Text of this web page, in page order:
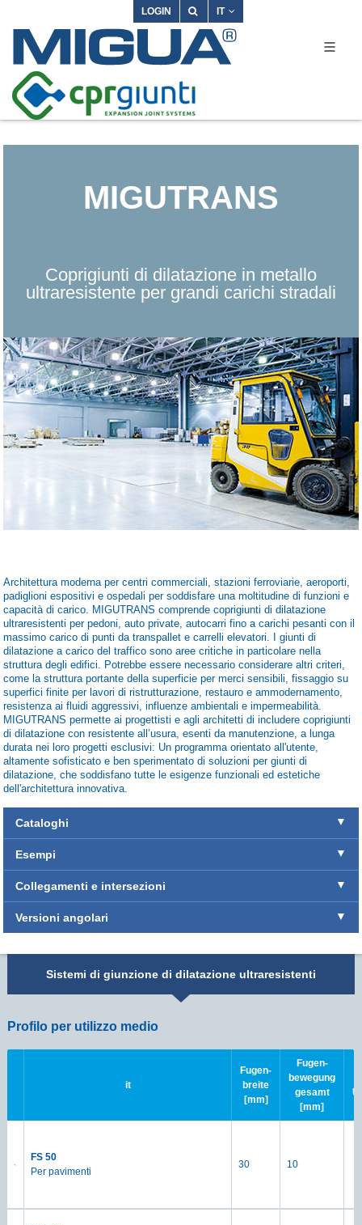
LOGIN IT
MIGUTRANS
Coprigiunti di dilatazione in metallo
ultraresistente per grandi carichi stradali
Architettura moderna per centri commerciali, stazioni ferroviarie, aeroporti,
padiglioni espositivi e ospedali per soddisfare una moltitudine di funzioni e
capacità di carico. MIGUTRANS comprende coprigiunti di dilatazione
ultraresistenti per pedoni, auto private, autocarri fino a carichi pesanti con il
massimo carico di punti da transpallet e carrelli elevatori. I giunti di
dilatazione a carico del traffico sono aree critiche in particolare nella
struttura degli edifici. Potrebbe essere necessario considerare altri criteri,
come la struttura portante della superficie per merci sensibili, fissaggio su
superfici finite per lavori di ristrutturazione, restauro e ammodernamento,
resistenza ai fluidi aggressivi, influenze ambientali e impermeabilità.
MIGUTRANS permette ai progettisti e agli architetti di includere coprigiunti
di dilatazione con resistente all’usura, esenti da manutenzione, a lunga
durata nei loro progetti esclusivi: Un programma orientato all'utente,
altamente sofisticato e ben sperimentato di soluzioni per giunti di
dilatazione, che soddisfano tutte le esigenze funzionali ed estetiche
dell'architettura innovativa.
Cataloghi
Esempi
Collegamenti e intersezioni
Versioni angolari
Sistemi di giunzione di dilatazione ultraresistenti
Profilo per utilizzo medio
it
Fugen-
breite
[mm]
Fugen-
bewegung
gesamt
[mm]
FS 50
Per pavimenti
30 10